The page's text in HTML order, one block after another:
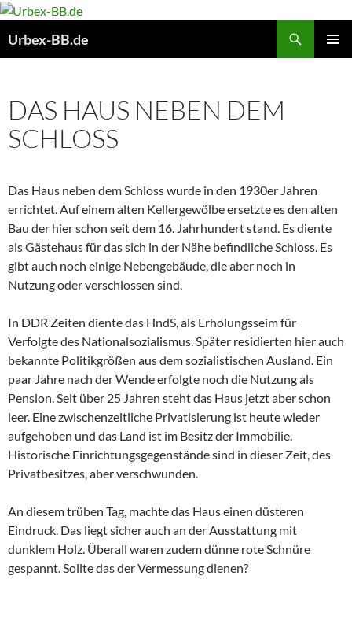
Urbex-BB.de
DAS HAUS NEBEN DEM
SCHLOSS
Das Haus neben dem Schloss wurde in den 1930er Jahren
errichtet. Auf einem alten Kellergewölbe ersetzte es den alten
Bau der hier schon seit dem 16. Jahrhundert stand. Es diente
als Gästehaus für das sich in der Nähe befindliche Schloss. Es
gibt auch noch einige Nebengebäude, die aber noch in
Nutzung oder verschlossen sind.
In DDR Zeiten diente das HndS, als Erholungsseim für
Verfolgte des Nationalsozialismus. Später residierten hier auch
bekannte Politikgrößen aus dem sozialistischen Ausland. Ein
paar Jahre nach der Wende erfolgte noch die Nutzung als
Pension. Seit über 25 Jahren steht das Haus jetzt aber schon
leer. Eine zwischenzeitliche Privatisierung ist heute wieder
aufgehoben und das Land ist im Besitz der Immobilie.
Historische Einrichtungsgegenstände sind in dieser Zeit, des
Privatbesitzes, aber verschwunden.
An diesem trüben Tag, machte das Haus einen düsteren
Eindruck. Das liegt sicher auch an der Ausstattung mit
dunklem Holz. Überall waren zudem dünne rote Schnüre
gespannt. Sollte das der Vermessung dienen?